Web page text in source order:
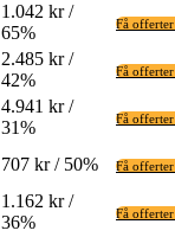
1.042 kr /
65%
Få offerter
2.485 kr /
42%
Få offerter
4.941 kr /
31%
Få offerter
707 kr / 50% Få offerter
1.162 kr /
36%
Få offerter